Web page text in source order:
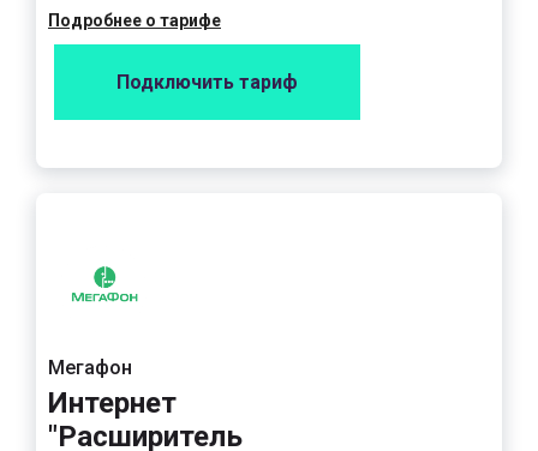
Подробнее о тарифе
Подключить тариф
Мегафон
Интернет
"Расширитель